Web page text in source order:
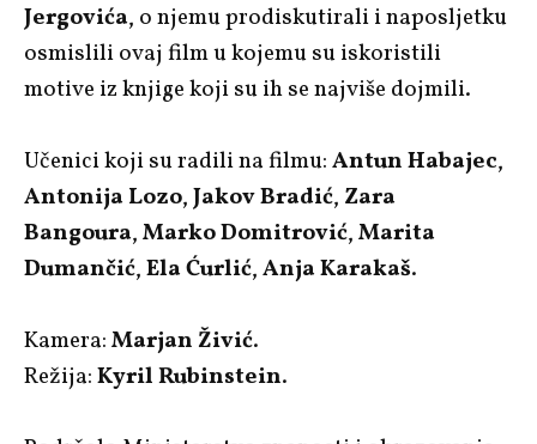
Jergovića, o njemu prodiskutirali i naposljetku
osmislili ovaj film u kojemu su iskoristili
motive iz knjige koji su ih se najviše dojmili.
Učenici koji su radili na filmu:Antun Habajec,
Antonija Lozo,Jakov Bradić, Zara
Bangoura,Marko Domitrović,Marita
Dumančić,Ela Ćurlić,Anja Karakaš.
Kamera:Marjan Živić.
Režija:Kyril Rubinstein.